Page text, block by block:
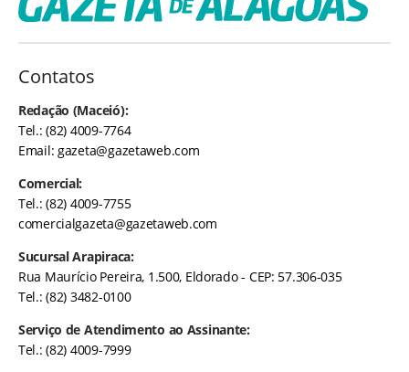
Contatos
Redação (Maceió):
Tel.: (82) 4009-7764
Email:gazeta@gazetaweb.com
Comercial:
Tel.: (82) 4009-7755
comercialgazeta@gazetaweb.com
Sucursal Arapiraca:
Rua Maurício Pereira, 1.500, Eldorado - CEP: 57.306-035
Tel.: (82) 3482-0100
Serviço de Atendimento ao Assinante:
Tel.: (82) 4009-7999